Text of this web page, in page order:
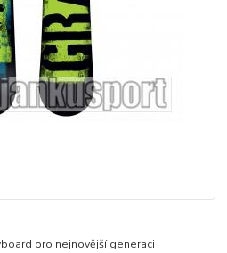
pro nejnovější generaci